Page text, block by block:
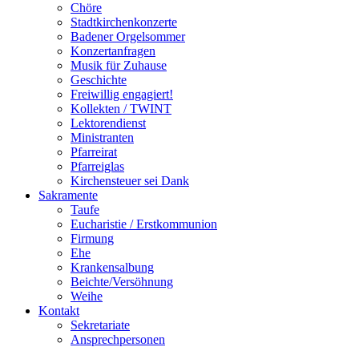
Chöre
Stadtkirchenkonzerte
Badener Orgelsommer
Konzertanfragen
Musik für Zuhause
Geschichte
Freiwillig engagiert!
Kollekten / TWINT
Lektorendienst
Ministranten
Pfarreirat
Pfarreiglas
Kirchensteuer sei Dank
Sakramente
Taufe
Eucharistie / Erstkommunion
Firmung
Ehe
Krankensalbung
Beichte/Versöhnung
Weihe
Kontakt
Sekretariate
Ansprechpersonen